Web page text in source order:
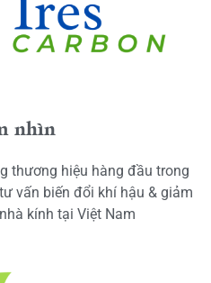
nhìn
thương hiệu hàng đầu trong
vấn biến đổi khí hậu & giảm
kính tại Việt Nam